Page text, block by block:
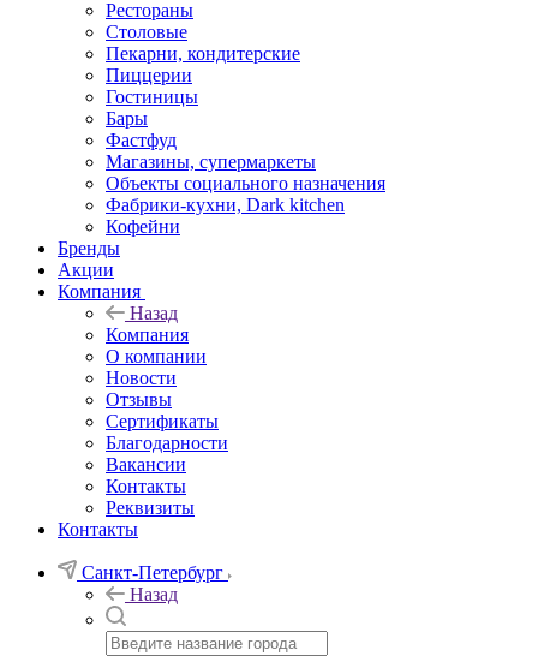
Рестораны
Столовые
Пекарни, кондитерские
Пиццерии
Гостиницы
Бары
Фастфуд
Магазины, супермаркеты
Объекты социального назначения
Фабрики-кухни, Dark kitchen
Кофейни
Бренды
Акции
Компания
Назад
Компания
О компании
Новости
Отзывы
Сертификаты
Благодарности
Вакансии
Контакты
Реквизиты
Контакты
Санкт-Петербург
Назад